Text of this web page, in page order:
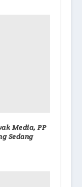
Media, PP
Sedang